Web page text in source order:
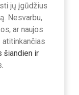
jų įgūdžius
Nesvarbu,
ar naujos
šiandien ir